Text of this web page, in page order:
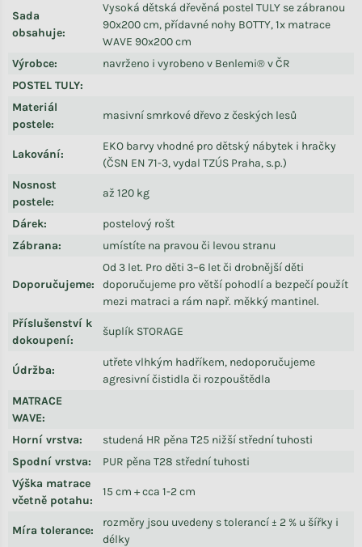
Sada
obsahuje:
Vysoká dětská dřevěná postel TULY se zábranou
90x200 cm, přídavné nohy BOTTY, 1x matrace
WAVE 90x200 cm
Výrobce:
navrženo i vyrobeno v Benlemi® v ČR
POSTEL TULY:
Materiál
postele:
masivní smrkové dřevo z českých lesů
Lakování:
EKO barvy vhodné pro dětský nábytek i hračky
(ČSN EN 71-3, vydal TZÚS Praha, s.p.)
Nosnost
postele:
až 120 kg
Dárek:
postelový rošt
Zábrana: umístíte na pravou či levou stranu
Doporučujeme:
Od 3 let. Pro děti 3–6 let či drobnější děti
doporučujeme pro větší pohodlí a bezpečí použít
mezi matraci a rám např. měkký mantinel.
Příslušenství k
dokoupení:
šuplík STORAGE
Údržba:
utřete vlhkým hadříkem, nedoporučujeme
agresivní čistidla či rozpouštědla
MATRACE
WAVE:
Horní vrstva:
studená HR pěna T25 nižší střední tuhosti
Spodní vrstva:
PUR pěna T28 střední tuhosti
Výška matrace
včetně potahu:
15 cm + cca 1-2 cm
Míra tolerance:
rozměry jsou uvedeny s tolerancí ± 2 % u šířky i
délky